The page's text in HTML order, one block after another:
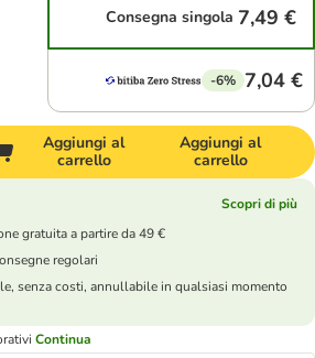
Consegna singola 7,49 €
-6% 7,04 €
Aggiungi al
carrello
Aggiungi al
carrello
Scopri di più
gratuita a partire da 49 €
regolari
senza costi, annullabile in qualsiasi momento
Continua